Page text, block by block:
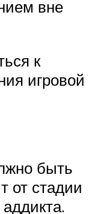
вне
к
игровой
быть
от стадии